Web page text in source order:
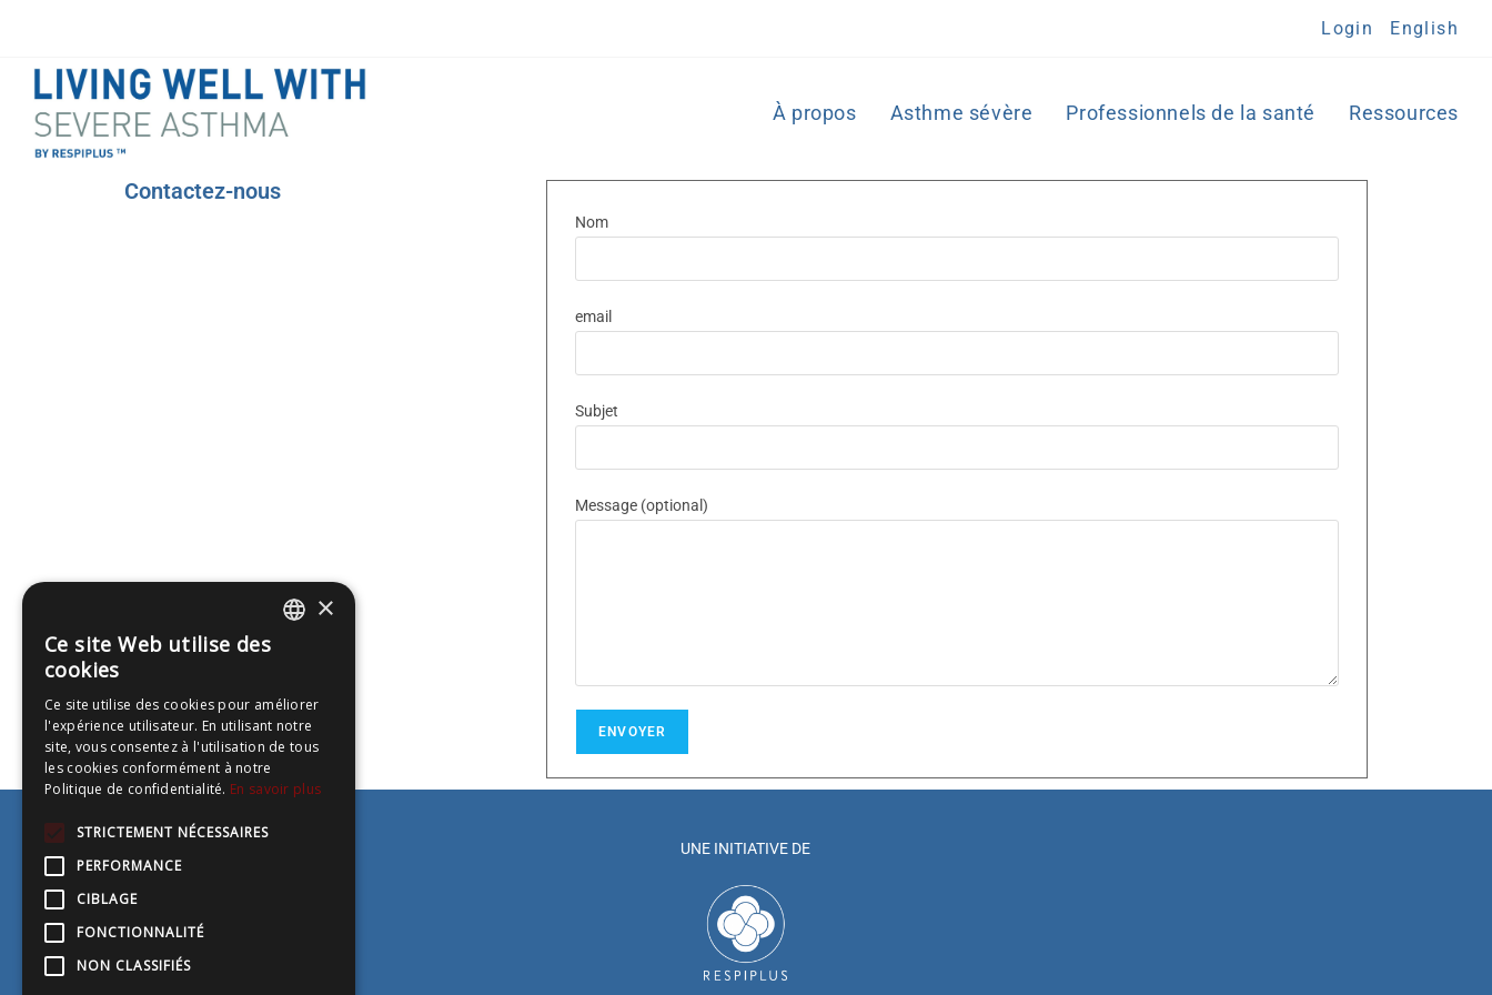
Login English
À propos Asthme sévère Professionnels de la santé Ressources
Contactez-nous
Nom
email
Subjet
Message (optional)
Accueil
À propos
Asthme sévère
Ressources
Contactez-nous
UNE INITIATIVE DE
×
Ce site Web utilise des
cookies
Ce site utilise des cookies pour améliorer
l'expérience utilisateur. En utilisant notre
site, vous consentez à l'utilisation de tous
les cookies conformément à notre
Politique de confidentialité. En savoir plus
STRICTEMENT NÉCESSAIRES
PERFORMANCE
CIBLAGE
FONCTIONNALITÉ
NON CLASSIFIÉS